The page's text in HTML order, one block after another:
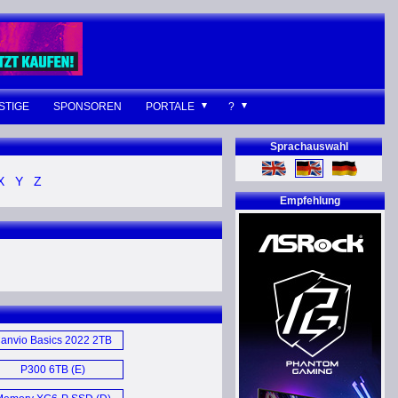
SPONSOREN PORTALE ?
Y Z
Basics 2022 2TB
3.2 Gen 1 External
HDD (E)
P300 6TB (E)
Sprachauswahl
Empfehlung